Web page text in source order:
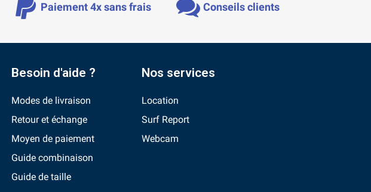
Paiement 4x sans frais Conseils clients
Besoin d'aide ?
Modes de livraison
Retour et échange
Moyen de paiement
Guide combinaison
Guide de taille
Nos services
Location
Surf Report
Webcam